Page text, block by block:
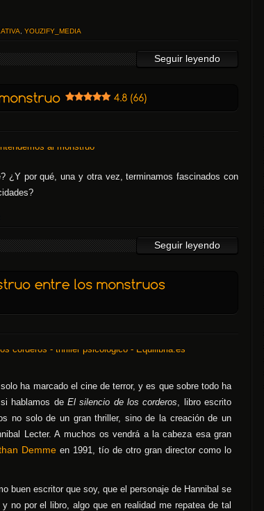
Seguir leyendo
YOUZIFY_MEDIA
¿Y por qué, una y otra vez, terminamos fascinados con
Seguir leyendo
ha marcado el cine de terror, y es que sobre todo ha
hablamos de El silencio de los corderos, libro escrito
no solo de un gran thriller, sino de la creación de un
Lecter. A muchos os vendrá a la cabeza esa gran
Demme en 1991, tío de otro gran director como lo
buen escritor que soy, que el personaje de Hannibal se
no por el libro, algo que en realidad me repatea de tal